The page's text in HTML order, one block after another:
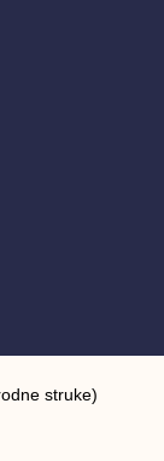
struke)